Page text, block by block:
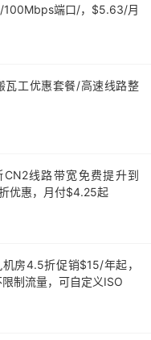
100Mbps端口/，$5.63/月
瓦工优惠套餐/高速线路整
CN2线路带宽免费提升到
优惠，月付$4.25起
房4.5折促销$15/年起，
制流量，可自定义ISO